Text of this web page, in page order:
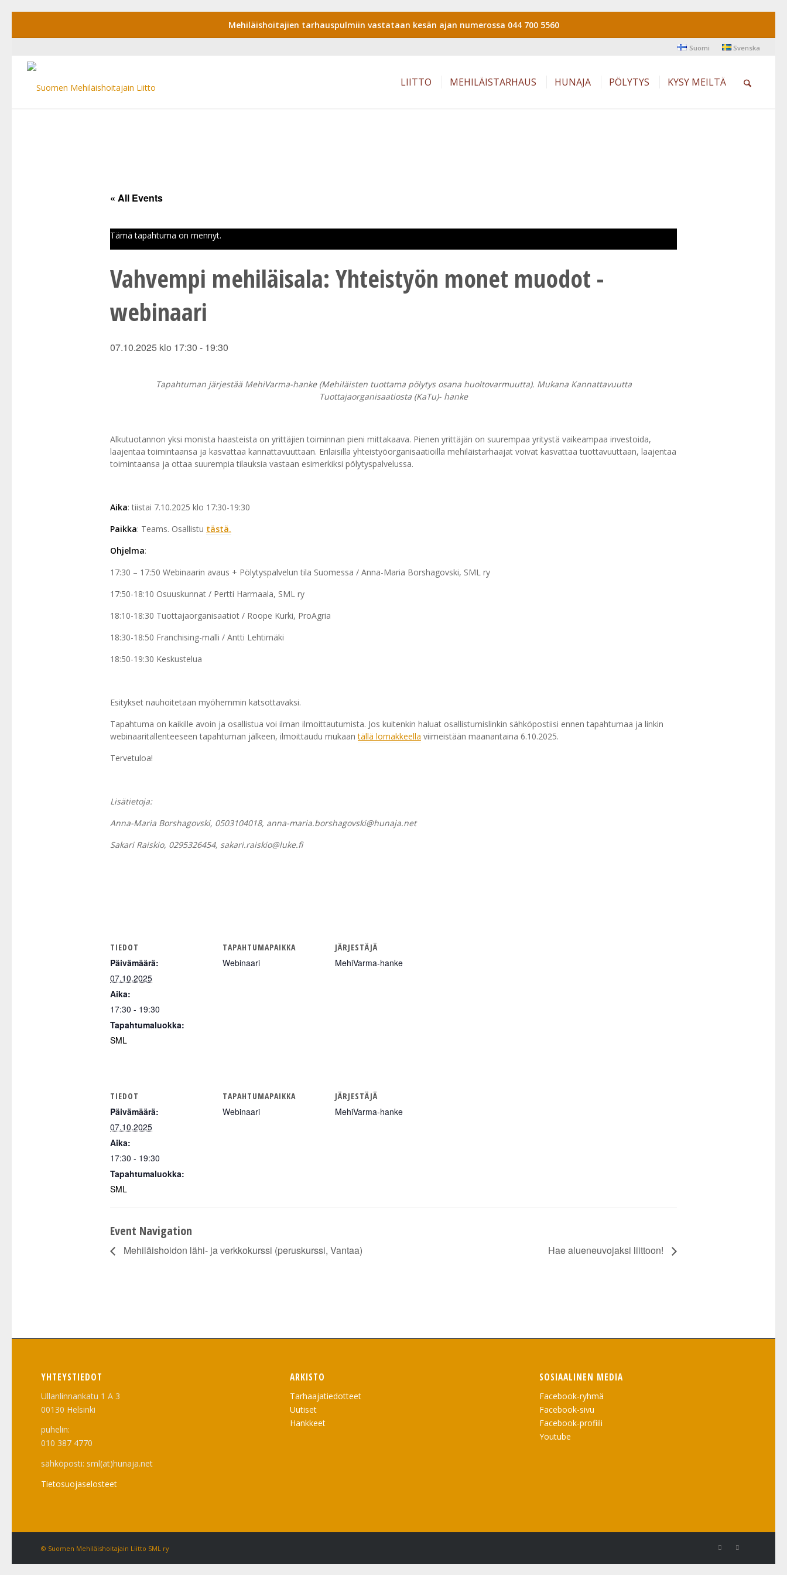
Mehiläishoitajien tarhauspulmiin vastataan kesän ajan numerossa 044 700 5560
Suomi Svenska
LIITTO MEHILÄISTARHAUS HUNAJA PÖLYTYS KYSY MEILTÄ
« All Events
Tämä tapahtuma on mennyt.
Vahvempi mehiläisala: Yhteistyön monet muodot -
webinaari
07.10.2025 klo 17:30 - 19:30
Tapahtuman järjestää MehiVarma-hanke (Mehiläisten tuottama pölytys osana huoltovarmuutta). Mukana Kannattavuutta
Tuottajaorganisaatiosta (KaTu)- hanke
Alkutuotannon yksi monista haasteista on yrittäjien toiminnan pieni mittakaava. Pienen yrittäjän on suurempaa yritystä vaikeampaa investoida,
laajentaa toimintaansa ja kasvattaa kannattavuuttaan. Erilaisilla yhteistyöorganisaatioilla mehiläistarhaajat voivat kasvattaa tuottavuuttaan, laajentaa
toimintaansa ja ottaa suurempia tilauksia vastaan esimerkiksi pölytyspalvelussa.
Aika: tiistai 7.10.2025 klo 17:30-19:30
Paikka: Teams. Osallistu tästä.
Ohjelma:
17:30 – 17:50 Webinaarin avaus + Pölytyspalvelun tila Suomessa / Anna-Maria Borshagovski, SML ry
17:50-18:10 Osuuskunnat / Pertti Harmaala, SML ry
18:10-18:30 Tuottajaorganisaatiot / Roope Kurki, ProAgria
18:30-18:50 Franchising-malli / Antti Lehtimäki
18:50-19:30 Keskustelua
Esitykset nauhoitetaan myöhemmin katsottavaksi.
Tapahtuma on kaikille avoin ja osallistua voi ilman ilmoittautumista. Jos kuitenkin haluat osallistumislinkin sähköpostiisi ennen tapahtumaa ja linkin
webinaaritallenteeseen tapahtuman jälkeen, ilmoittaudu mukaantällä lomakkeella viimeistään maanantaina 6.10.2025.
Tervetuloa!
Lisätietoja:
Anna-Maria Borshagovski, 0503104018, anna-maria.borshagovski@hunaja.net
Sakari Raiskio, 0295326454, sakari.raiskio@luke.fi
TIEDOT
Päivämäärä:
07.10.2025
Aika:
17:30 - 19:30
Tapahtumaluokka:
SML
TAPAHTUMAPAIKKA
Webinaari
JÄRJESTÄJÄ
MehiVarma-hanke
TIEDOT
Päivämäärä:
07.10.2025
Aika:
17:30 - 19:30
Tapahtumaluokka:
SML
TAPAHTUMAPAIKKA
Webinaari
JÄRJESTÄJÄ
MehiVarma-hanke
Event Navigation
Mehiläishoidon lähi- ja verkkokurssi (peruskurssi, Vantaa) Hae alueneuvojaksi liittoon!
YHTEYSTIEDOT
Ullanlinnankatu 1 A 3
00130 Helsinki
puhelin:
010 387 4770
sähköposti: sml(at)hunaja.net
Tietosuojaselosteet
ARKISTO
Tarhaajatiedotteet
Uutiset
Hankkeet
SOSIAALINEN MEDIA
Facebook-ryhmä
Facebook-sivu
Facebook-profiili
Youtube
© Suomen Mehiläishoitajain Liitto SML ry